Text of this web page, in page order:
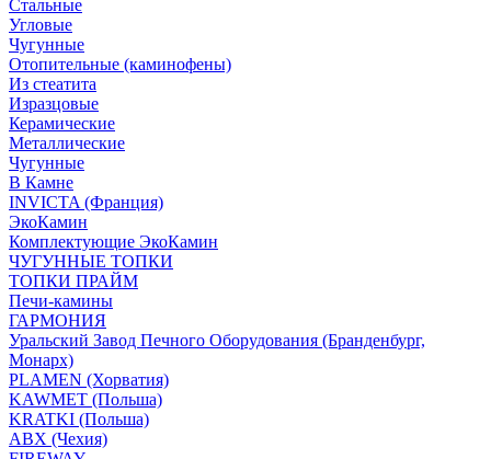
Стальные
Угловые
Чугунные
Отопительные (каминофены)
Из стеатита
Изразцовые
Керамические
Металлические
Чугунные
В Камне
INVICTA (Франция)
ЭкоКамин
Комплектующие ЭкоКамин
ЧУГУННЫЕ ТОПКИ
ТОПКИ ПРАЙМ
Печи-камины
ГАРМОНИЯ
Уральский Завод Печного Оборудования (Бранденбург,
Монарх)
PLAMEN (Хорватия)
KAWMET (Польша)
KRATKI (Польша)
ABX (Чехия)